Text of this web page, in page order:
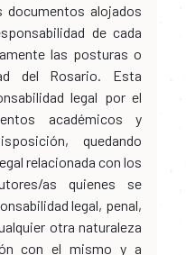
documentos alojados
de cada
las posturas o
del Rosario. Esta
legal por el
académicos y
quedando
relacionada con los
as quienes se
legal, penal,
otra naturaleza
con el mismo y a